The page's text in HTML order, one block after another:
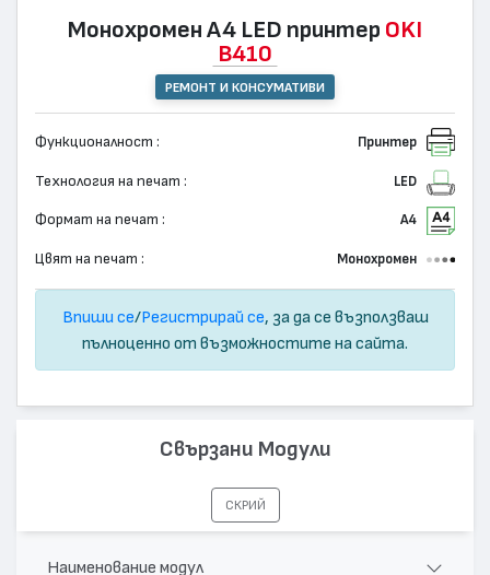
Монохромен А4 LED принтер OKI
B410
РЕМОНТ И КОНСУМАТИВИ
Функционалност : Принтер
Технология на печат : LED
Формат на печат : А4
Цвят на печат : Монохромен
Впиши се/Регистрирай се, за да се възползваш
пълноценно от възможностите на сайта.
Свързани Модули
СКРИЙ
Наименование модул